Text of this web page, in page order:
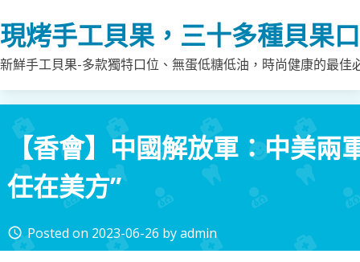
to
content
現烤手工貝果，三十多種貝果
新鮮手工貝果-多款獨特口位、無蛋低糖低油，時尚健康的最
【香會】中國解放軍：中美兩
任在美方”
access_time Posted on 2023-06-26 byadmin